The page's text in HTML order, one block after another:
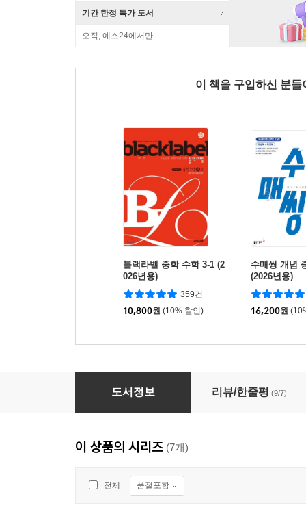
기간 한정 특가 도서
오직, 예스24에서만
이 책을 구입하신 분
블랙라벨 중학 수학 3-1 (2
026년용)
359건
10,800원 (10% 할인)
수매씽 개념
(2026년용)
16,200원
디딤돌 수학 개념기본 중 2-1 (2026년)
도서정보 리뷰/한줄평 (9/7)
이 상품의 시리즈 (7개)
전체 품절포함